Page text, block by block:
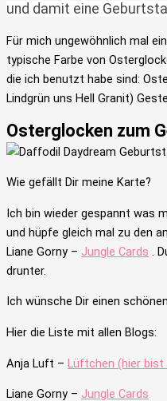
und damit eine
Für mich ungewöhnlich mal
typische Farbe von
die ich benutzt habe sind:
Lindgrün uns Hell Granit)
Osterglocken zum
Wie gefällt Dir meine Karte?
Ich bin wieder gespannt was
und hüpfe gleich mal zu den
Liane Gorny – Jungle Cards .
drunter.
Ich wünsche Dir einen
Hier die Liste mit allen Blogs:
Anja Luft – Lüftchen (hier bist
Liane Gorny – Jungle Cards